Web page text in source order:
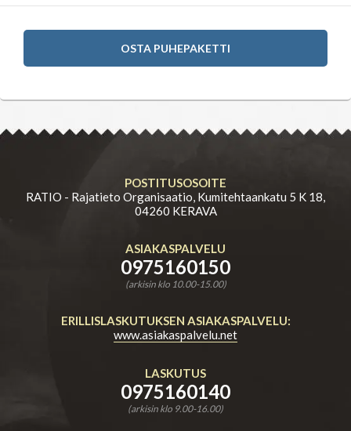
OSTA PUHEPAKETTI
POSTITUSOSOITE
RATIO - Rajatieto Organisaatio, Kumitehtaankatu 5 K 18,
04260 KERAVA
ASIAKASPALVELU
0975160150
(arkisin klo 10.00-15.00)
ERILLISLASKUTUKSEN ASIAKASPALVELU:
www.asiakaspalvelu.net
LASKUTUS
0975160140
(arkisin klo 9.00-16.00)